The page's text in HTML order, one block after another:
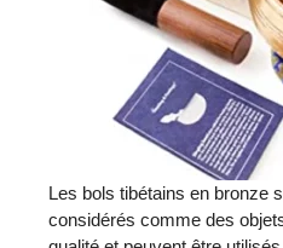
Les bols tibétains en bronze
considérés comme des